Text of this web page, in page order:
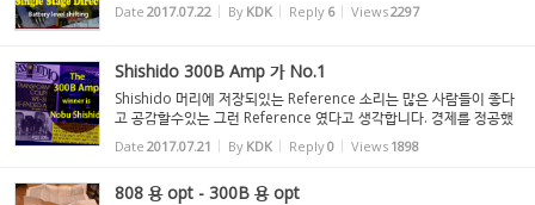
Date 2017.07.22 By KDK Reply 6 Views2297
Shishido 300B Amp 가 No.1
Shishido 머리에 저장되있는 Reference 소리는 많은 사람들이 좋다
고 공감할수있는 그런 Reference 였다고 생각합니다. 경제를 정공했
지만 진공관 Amp를 자작하면서 자기가 좋다는 소리를 자기식으로 만
든 것이 듣는 사람들도 공감을 한겁니다. 몇년을 두고 ...
Date 2017.07.21 By KDK Reply0 Views 1898
808 용 opt - 300B 용 opt